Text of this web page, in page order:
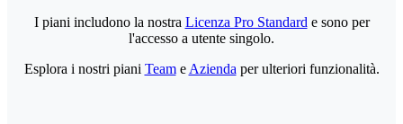
I piani includono la nostra Licenza Pro Standard e sono per
l'accesso a utente singolo.
Esplora i nostri piani Teame Azienda per ulteriori funzionalità.